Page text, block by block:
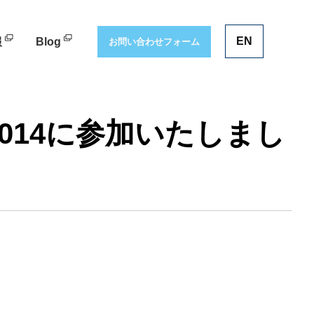
Blog お問い合わせフォーム EN
に参加いたしまし